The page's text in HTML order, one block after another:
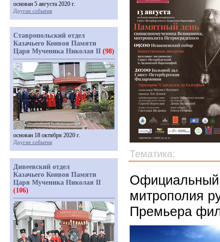
Тематика:
Официальный
митрополия
Премьера
основан 5 августа 2020 г.
Другие события
Ставропольский отдел
Казачьего Конвоя Памяти
Царя Мученика Николая II (98)
основан 18 октября 2020 г.
Другие события
Дивеевский отдел
Казачьего Конвоя Памяти
Царя Мученика Николая II
(106)